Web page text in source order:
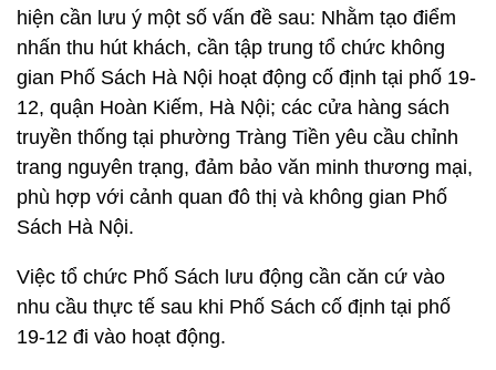
hiện cần lưu ý một số vấn đề sau: Nhằm tạo điểm
nhấn thu hút khách, cần tập trung tổ chức không
gian Phố Sách Hà Nội hoạt động cố định tại phố 19-
12, quận Hoàn Kiếm, Hà Nội; các cửa hàng sách
truyền thống tại phường Tràng Tiền yêu cầu chỉnh
trang nguyên trạng, đảm bảo văn minh thương mại,
phù hợp với cảnh quan đô thị và không gian Phố
Sách Hà Nội.
Việc tổ chức Phố Sách lưu động cần căn cứ vào
nhu cầu thực tế sau khi Phố Sách cố định tại phố
19-12 đi vào hoạt động.